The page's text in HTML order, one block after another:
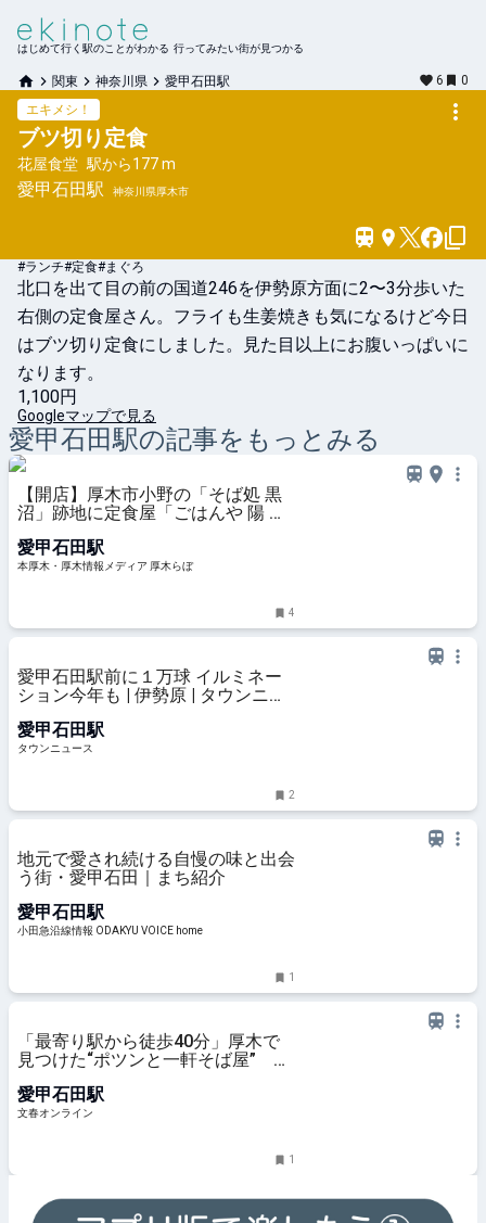
はじめて行く駅のことがわかる 行ってみたい街が見つかる
関東 神奈川県 愛甲石田駅 6
0
エキメシ！
ブツ切り定食
花屋食堂 駅から177 m
愛甲石田駅 神奈川県厚木市
#ランチ#定食#まぐろ
北口を出て目の前の国道246を伊勢原方面に2〜3分歩いた
右側の定食屋さん。フライも生姜焼きも気になるけど今日
はブツ切り定食にしました。見た目以上にお腹いっぱいに
なります。
1,100円
Googleマップで見る
愛甲石田駅の記事をもっとみる
【開店】厚木市小野の「そば処 黒
沼」跡地に定食屋「ごはんや 陽 ～
| 本厚木・厚木情報メディア 厚木ら
ぼ
愛甲石田駅
本厚木・厚木情報メディア 厚木らぼ
4
愛甲石田駅前に１万球 イルミネー
ション今年も | 伊勢原 | タウンニュ
愛甲石田駅
タウンニュース
2
地元で愛され続ける自慢の味と出会
う街・愛甲石田｜まち紹介
愛甲石田駅
小田急沿線情報 ODAKYU VOICE home
1
「最寄り駅から徒歩40分」厚木で
見つけた“ポツンと一軒そば屋” か
逸
愛甲石田駅
文春オンライン
1